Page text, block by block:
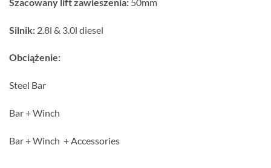
Silnik: 2.8l & 3.0l diesel
Obciążenie:
Steel Bar
Bar + Winch
Bar + Winch + Accessories